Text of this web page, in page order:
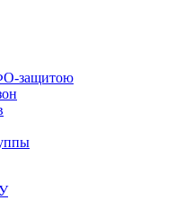
защитою